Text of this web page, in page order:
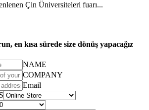
Çin Üniversiteleri fuarı...
en kısa sürede size dönüş yapacağız
NAME
COMPANY
Email